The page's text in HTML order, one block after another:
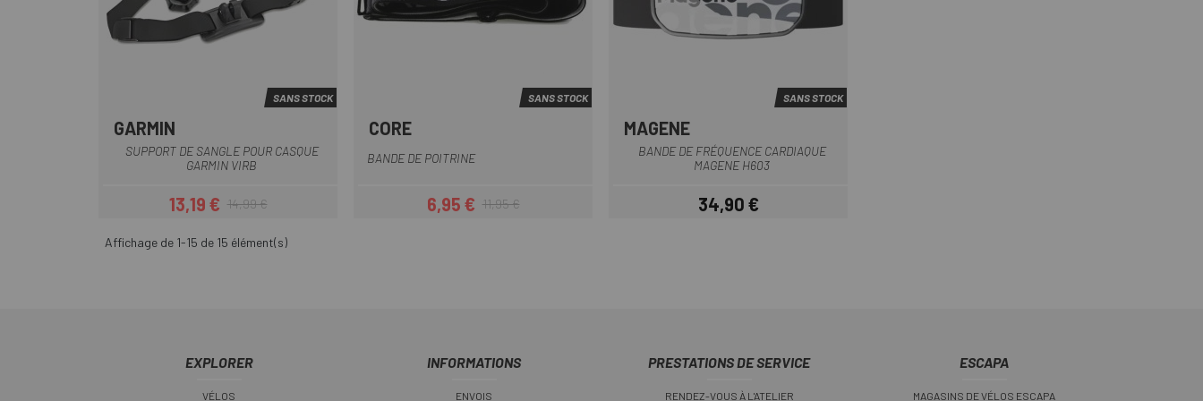
SANS STOCK
GARMIN
SUPPORT DE SANGLE POUR CASQUE
GARMIN VIRB
Prix
13,19 €Prix habituel
14,99 €
SANS STOCK
CORE
BANDE DE POITRINE
Prix
6,95 €Prix habituel
11,95 €
SANS STOCK
MAGENE
BANDE DE FRÉQUENCE CARDIAQUE
MAGENE H603
Prix
34,90 €
Affichage de 1-15 de 15 élément(s)
EXPLORER
VÉLOS
INFORMATIONS
ENVOIS
PRESTATIONS DE SERVICE
RENDEZ-VOUS À L'ATELIER
ESCAPA
MAGASINS DE VÉLOS ESCAPA